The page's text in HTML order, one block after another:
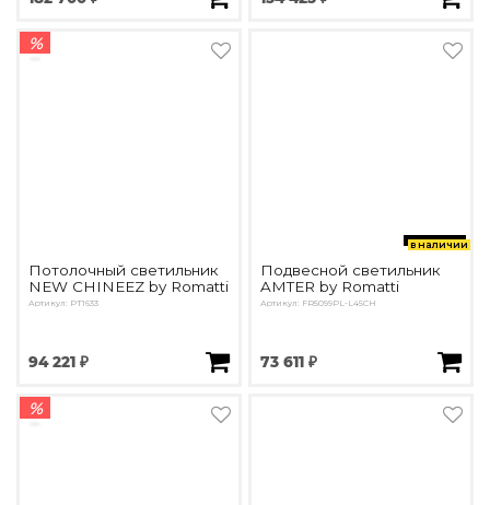
%
Потолочный светильник
NEW CHINEEZ by Romatti
Артикул: PT1633
94 221 ₽
в наличии
Подвесной светильник
AMTER by Romatti
Артикул: FR5099PL-L45CH
73 611 ₽
%